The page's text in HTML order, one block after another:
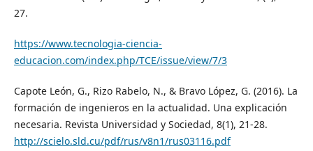
27.
https://www.tecnologia-ciencia-
educacion.com/index.php/TCE/issue/view/7/3
Capote León, G., Rizo Rabelo, N., & Bravo López, G. (2016). La
formación de ingenieros en la actualidad. Una explicación
necesaria. Revista Universidad y Sociedad, 8(1), 21-28.
http://scielo.sld.cu/pdf/rus/v8n1/rus03116.pdf